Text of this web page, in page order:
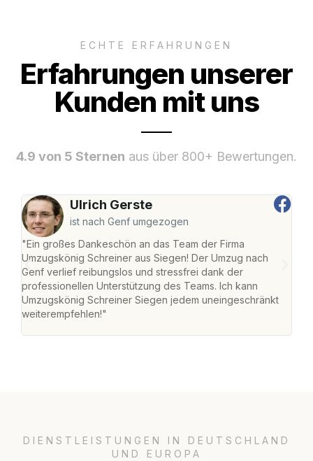
ECHTE ERFAHRUNGEN
Erfahrungen unserer
Kunden mit uns
4.9 von 5 Sternen aus über 800+ Bewertungen.
Ulrich Gerste
ist nach Genf umgezogen
"Ein großes Dankeschön an das Team der Firma
Umzugskönig Schreiner aus Siegen! Der Umzug nach
Genf verlief reibungslos und stressfrei dank der
professionellen Unterstützung des Teams. Ich kann
Umzugskönig Schreiner Siegen jedem uneingeschränkt
weiterempfehlen!"
DIENSTLEISTUNGEN IN DEUTSCHLAND
UND EUROPA